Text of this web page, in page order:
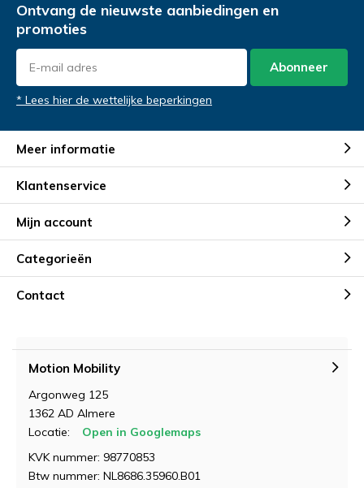
Ontvang de nieuwste aanbiedingen en
promoties
Abonneer
* Lees hier de wettelijke beperkingen
Meer informatie
Klantenservice
Mijn account
Categorieën
Contact
Motion Mobility
Argonweg 125
1362 AD Almere
Locatie:
Open in Googlemaps
KVK nummer: 98770853
Btw nummer: NL8686.35960.B01